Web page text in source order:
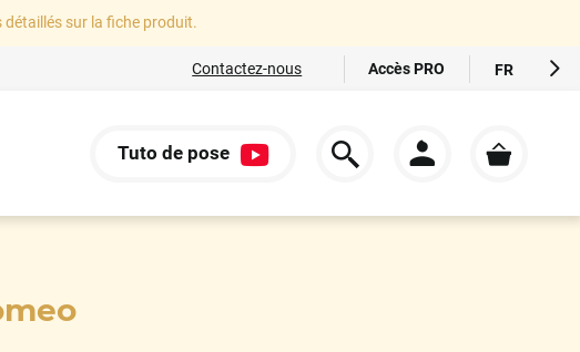
détaillés sur la fiche produit.
Contactez-nous Accès PRO FR
DE
Tuto de pose